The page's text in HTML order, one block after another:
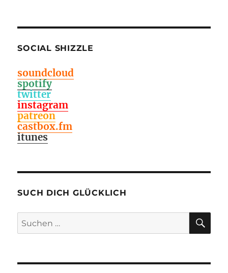
SOCIAL SHIZZLE
soundcloud
spotify
twitter
instagram
patreon
castbox.fm
itunes
SUCH DICH GLÜCKLICH
Suchen
nach: